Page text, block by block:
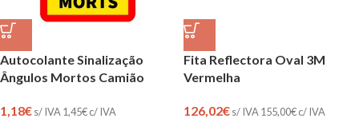
Autocolante Sinalização
Ângulos Mortos Camião
1,18€s/ IVA 1,45€c/ IVA
Fita Reflectora Oval 3M
Vermelha
126,02€s/ IVA 155,00€c/ IVA